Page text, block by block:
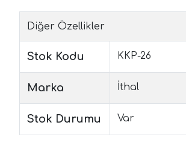
Diğer Özellikler
Stok Kodu KKP-26
Marka İthal
Stok Durumu Var